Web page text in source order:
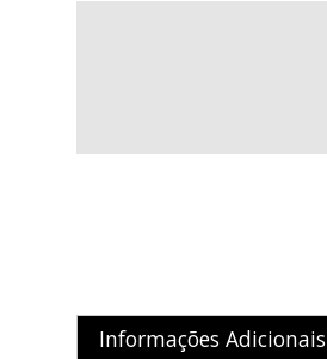
Informações Adicionais